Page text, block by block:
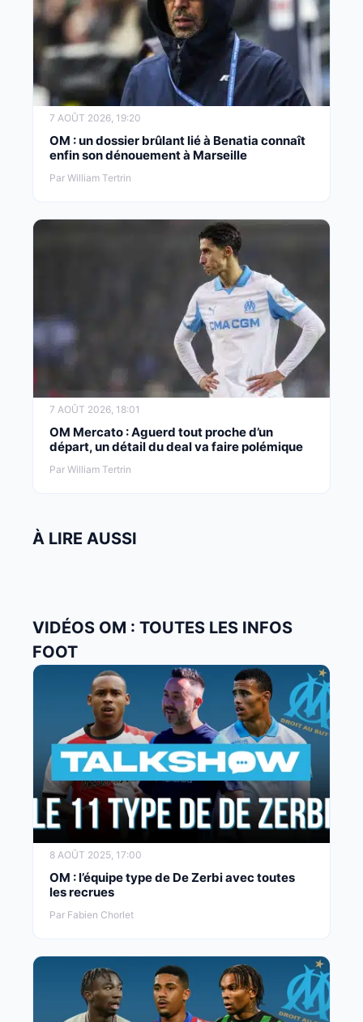
7 AOÛT 2026, 19:20
OM : un dossier brûlant lié à Benatia connaît
enfin son dénouement à Marseille
Par William Tertrin
7 AOÛT 2026, 18:01
OM Mercato : Aguerd tout proche d’un
départ, un détail du deal va faire polémique
Par William Tertrin
À LIRE AUSSI
VIDÉOS OM : TOUTES LES INFOS
FOOT
8 AOÛT 2025, 17:00
OM : l’équipe type de De Zerbi avec toutes
les recrues
Par Fabien Chorlet